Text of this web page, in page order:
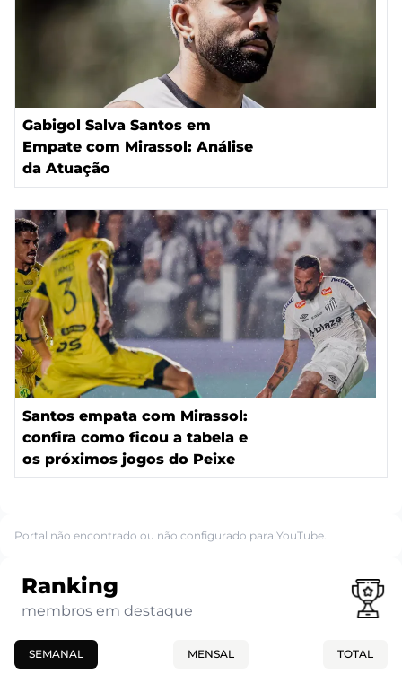
Gabigol Salva Santos em
Empate com Mirassol: Análise
da Atuação
Santos empata com Mirassol:
confira como ficou a tabela e
os próximos jogos do Peixe
Portal não encontrado ou não configurado para YouTube.
Ranking
membros em destaque
SEMANAL MENSAL TOTAL